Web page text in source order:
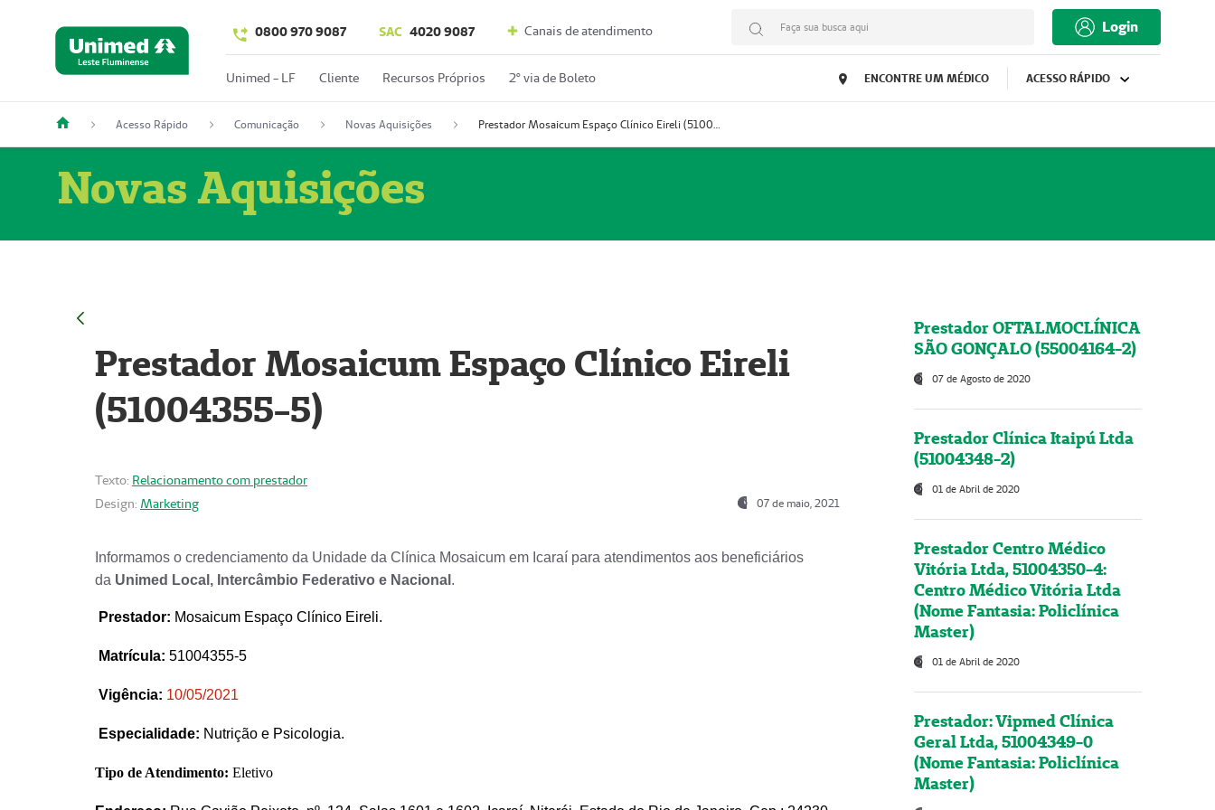
0800 970 9087 SAC 4020 9087 Canais de atendimento Faça sua busca aqui Login
Unimed - LF Cliente Recursos Próprios 2º via de Boleto ENCONTRE UM MÉDICO ACESSO RÁPIDO
Acesso Rápido Comunicação Novas Aquisições Prestador Mosaicum Espaço Clínico Eireli (51004355-5)
Novas Aquisições
Prestador Mosaicum Espaço Clínico Eireli
(51004355-5)
Texto: Relacionamento com prestador
Design: Marketing 07 de maio, 2021
Informamos o credenciamento da Unidade da Clínica Mosaicum em Icaraí para atendimentos aos beneficiários
da Unimed Local, Intercâmbio Federativo e Nacional .
Prestador: Mosaicum Espaço Clínico Eireli.
Matrícula: 51004355-5
Vigência: 10/05/2021
Especialidade: Nutrição e Psicologia.
Tipo de Atendimento: Eletivo
Prestador OFTALMOCLÍNICA
SÃO GONÇALO (55004164-2)
07 de Agosto de 2020
Prestador Clínica Itaipú Ltda
(51004348-2)
01 de Abril de 2020
Prestador Centro Médico
Vitória Ltda, 51004350-4:
Centro Médico Vitória Ltda
(Nome Fantasia: Policlínica
Master)
01 de Abril de 2020
Prestador: Vipmed Clínica
Geral Ltda, 51004349-0
(Nome Fantasia: Policlínica
Master)